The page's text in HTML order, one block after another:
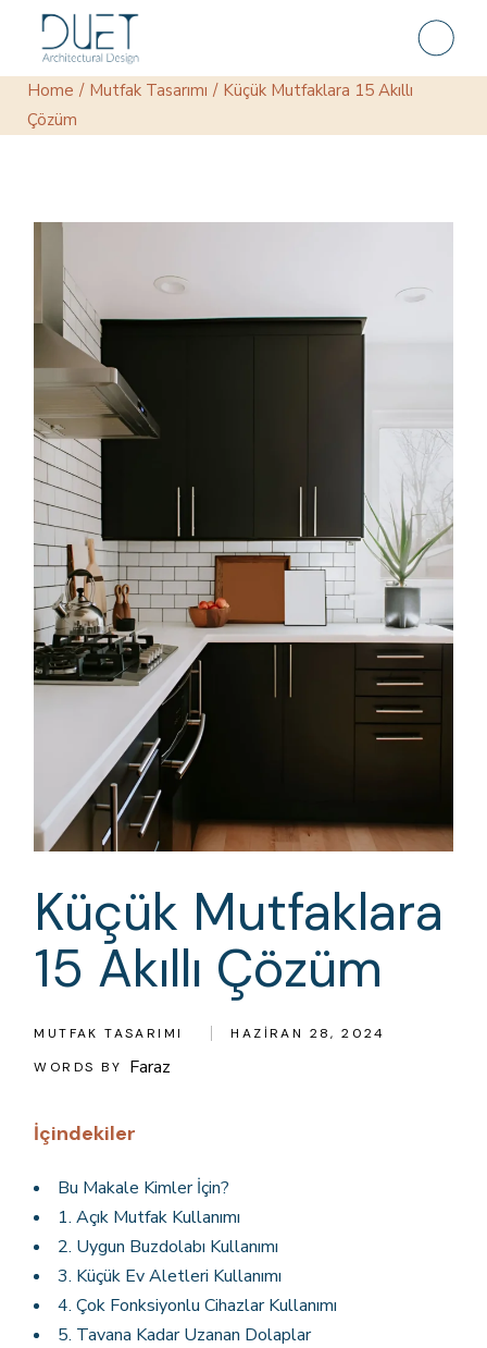
content
Home Mutfak Tasarımı
Küçük Mutfaklara 15 Akıllı
Çözüm
Küçük Mutfaklara
15 Akıllı Çözüm
MUTFAK TASARIMI
HAZIRAN 28, 2024
WORDS BY
Faraz
İçindekiler
Bu Makale Kimler İçin?
1. Açık Mutfak Kullanımı
2. Uygun Buzdolabı Kullanımı
3. Küçük Ev Aletleri Kullanımı
4. Çok Fonksiyonlu Cihazlar Kullanımı
5. Tavana Kadar Uzanan Dolaplar